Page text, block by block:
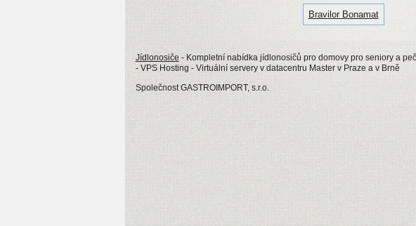
Bravilor Bonamat
Jídlonosiče - Kompletní nabídka jídlonosičů pro domovy pro seniory a
- VPS Hosting - Virtuální servery v datacentru Master v Praze a v Brně
Společnost GASTROIMPORT, s.r.o.